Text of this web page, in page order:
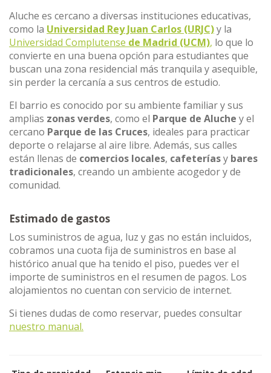
Aluche es cercano a diversas instituciones educativas,
como la Universidad Rey Juan Carlos (URJC)y la
Universidad Complutense de Madrid (UCM), lo que lo
convierte en una buena opción para estudiantes que
buscan una zona residencial más tranquila y asequible,
sin perder la cercanía a sus centros de estudio.
El barrio es conocido por su ambiente familiar y sus
amplias zonas verdes, como el Parque de Aluche y el
cercano Parque de las Cruces, ideales para practicar
deporte o relajarse al aire libre. Además, sus calles
están llenas de comercios locales, cafeteríasy bares
tradicionales, creando un ambiente acogedor y de
comunidad.
Estimado de gastos
Los suministros de agua, luz y gas no están incluidos,
cobramos una cuota fija de suministros en base al
histórico anual que ha tenido el piso, puedes ver el
importe de suministros en el resumen de pagos. Los
alojamientos no cuentan con servicio de internet.
Si tienes dudas de como reservar, puedes consultar
nuestro manual.